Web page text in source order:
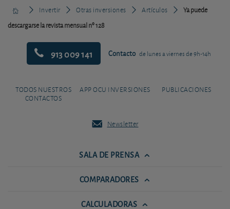
Invertir Otras inversiones Artículos
Ya puede
descargarse la revista mensual nº 128
913 009 141 Contacto de lunes a viernes de 9h-14h
TODOS NUESTROS
CONTACTOS
APP OCU INVERSIONES PUBLICACIONES
Newsletter
SALA DE PRENSA
COMPARADORES
CALCULADORAS